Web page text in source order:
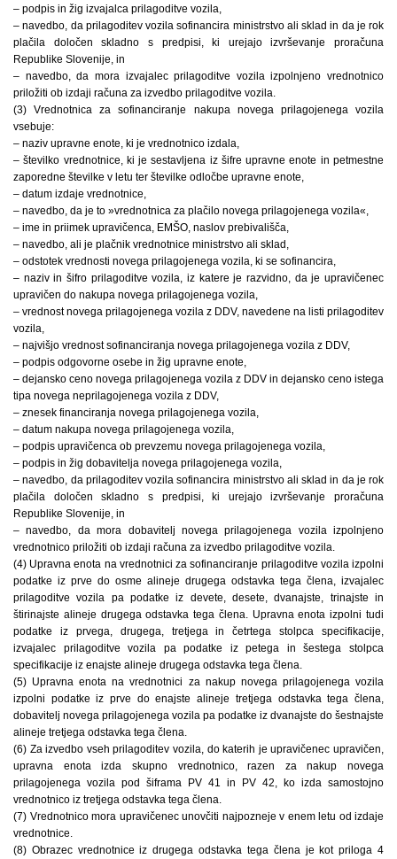
– podpis in žig izvajalca prilagoditve vozila,
– navedbo, da prilagoditev vozila sofinancira ministrstvo ali sklad in da je rok
plačila določen skladno s predpisi, ki urejajo izvrševanje proračuna
Republike Slovenije, in
– navedbo, da mora izvajalec prilagoditve vozila izpolnjeno vrednotnico
priložiti ob izdaji računa za izvedbo prilagoditve vozila.
(3) Vrednotnica za sofinanciranje nakupa novega prilagojenega vozila
vsebuje:
– naziv upravne enote, ki je vrednotnico izdala,
– številko vrednotnice, ki je sestavljena iz šifre upravne enote in petmestne
zaporedne številke v letu ter številke odločbe upravne enote,
– datum izdaje vrednotnice,
– navedbo, da je to »vrednotnica za plačilo novega prilagojenega vozila«,
– ime in priimek upravičenca, EMŠO, naslov prebivališča,
– navedbo, ali je plačnik vrednotnice ministrstvo ali sklad,
– odstotek vrednosti novega prilagojenega vozila, ki se sofinancira,
– naziv in šifro prilagoditve vozila, iz katere je razvidno, da je upravičenec
upravičen do nakupa novega prilagojenega vozila,
– vrednost novega prilagojenega vozila z DDV, navedene na listi prilagoditev
vozila,
– najvišjo vrednost sofinanciranja novega prilagojenega vozila z DDV,
– podpis odgovorne osebe in žig upravne enote,
– dejansko ceno novega prilagojenega vozila z DDV in dejansko ceno istega
tipa novega neprilagojenega vozila z DDV,
– znesek financiranja novega prilagojenega vozila,
– datum nakupa novega prilagojenega vozila,
– podpis upravičenca ob prevzemu novega prilagojenega vozila,
– podpis in žig dobavitelja novega prilagojenega vozila,
– navedbo, da prilagoditev vozila sofinancira ministrstvo ali sklad in da je rok
plačila določen skladno s predpisi, ki urejajo izvrševanje proračuna
Republike Slovenije, in
– navedbo, da mora dobavitelj novega prilagojenega vozila izpolnjeno
vrednotnico priložiti ob izdaji računa za izvedbo prilagoditve vozila.
(4) Upravna enota na vrednotnici za sofinanciranje prilagoditve vozila izpolni
podatke iz prve do osme alineje drugega odstavka tega člena, izvajalec
prilagoditve vozila pa podatke iz devete, desete, dvanajste, trinajste in
štirinajste alineje drugega odstavka tega člena. Upravna enota izpolni tudi
podatke iz prvega, drugega, tretjega in četrtega stolpca specifikacije,
izvajalec prilagoditve vozila pa podatke iz petega in šestega stolpca
specifikacije iz enajste alineje drugega odstavka tega člena.
(5) Upravna enota na vrednotnici za nakup novega prilagojenega vozila
izpolni podatke iz prve do enajste alineje tretjega odstavka tega člena,
dobavitelj novega prilagojenega vozila pa podatke iz dvanajste do šestnajste
alineje tretjega odstavka tega člena.
(6) Za izvedbo vseh prilagoditev vozila, do katerih je upravičenec upravičen,
upravna enota izda skupno vrednotnico, razen za nakup novega
prilagojenega vozila pod šiframa PV 41 in PV 42, ko izda samostojno
vrednotnico iz tretjega odstavka tega člena.
(7) Vrednotnico mora upravičenec unovčiti najpozneje v enem letu od izdaje
vrednotnice.
(8) Obrazec vrednotnice iz drugega odstavka tega člena je kot priloga 4